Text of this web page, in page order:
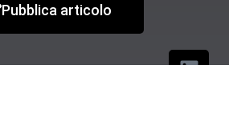
Pubblica articolo